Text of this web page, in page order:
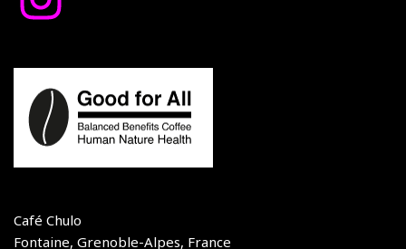
Café Chulo
Fontaine, Grenoble-Alpes, France